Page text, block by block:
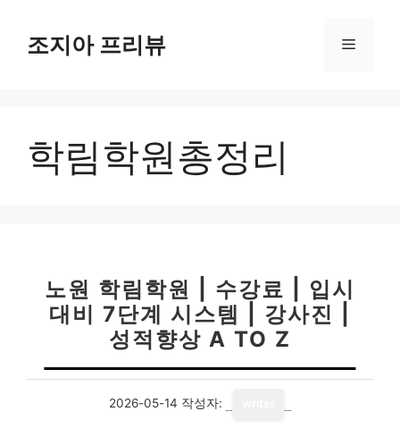
조지아 프리뷰 메
학림학원총정리
노원 학림학원 | 수강료 | 입시
대비 7단계 시스템 | 강사진 |
성적향상 A TO Z
2026-05-14 작성자: